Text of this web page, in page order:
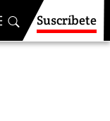
Suscríbete